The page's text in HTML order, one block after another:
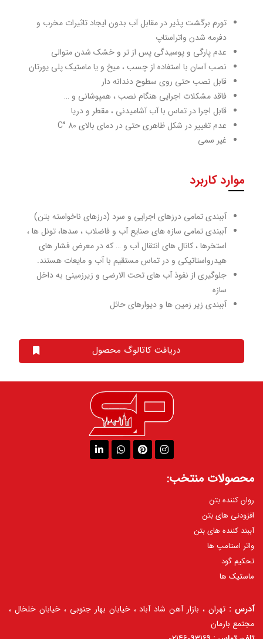
تورم برگشت پذیر در مقابل آب بدون ایجاد تاثیرات مخرب و
دفرمه شدن واتراستاپ
عدم پارگی و پوسیدگی پس از تر و خشک شدن متوالی
نصب آسان با استفاده از چسب ، میخ و یا ماستیک پلی یورتان
قابل نصب حتی روی سطوح دندانه دار
فاقد مشکلات اجرایی هنگام نصب ، همپوشانی و …
قابل اجرا در تماس با آب آشامیدنی ، مقطر و دریا
عدم تغییر در شکل ظاهری حتی در دمای بالای C° 80
غیر سمی
موارد کاربرد
آببندی تمامی درزهای اجرایی و سرد (درزهای ناخواسته بتن)
آببندی تمامی سازه های صنایع آب و فاضلاب ، سدها، تونل ها ،
استخرها ، کانال های انتقال آب و … که در معرض فشار های
هیدرواستاتیکی و در تماس مستقیم با آب و مایعات هستند.
جلوگیری از نفوذ آب های تحت الارضی و زیرزمینی به داخل
سازه
آببندی زیر زمین ها و دیوارهای حائل
دریافت کاتالوگ محصول
محصولات منتخب:
روان کننده بتن
افزودنی های بتن
آببند کننده های بتن
واتر استامپ ها
تحکیم گود
ماستیک ها
آدرس : تهران ، بازار آهن شاد آباد ، خیابان بهار جنوبی ، خیابان خلخال ،
مجتمع بارمان